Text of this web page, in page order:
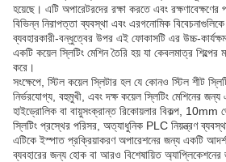
হয়েছে। এটি অপারেটরদের রক্ষা করতে এবং
বিভিন্ন নিরাপত্তা ব্যবস্থা এবং এরগনোমিক
ব্যবহারকারী-বন্ধুত্বের উপর এই ফোকাসটি এর উচ্চ-
একটি কয়েল স্লিটিং মেশিন তৈরি হয় যা কেবলমাত্র
করে।
সংক্ষেপে, স্টিল কয়েল স্লিটার হল যে কোনও স্টিল শীট
নির্ভরযোগ্য, বহুমুখী, এবং দক্ষ কয়েল স্লিটিং মেশিনের
হাইড্রোলিক বা বায়ুসংক্রান্ত রিকোয়লার বিকল্প,
স্লিটিং প্রস্থের পরিসর, অত্যাধুনিক PLC নিয়ন্ত্রণ
এটিকে ইস্পাত প্রক্রিয়াকরণ অপারেশনের জন্য একটি
ব্যবহারের জন্য হোক বা আরও বিশেষায়িত